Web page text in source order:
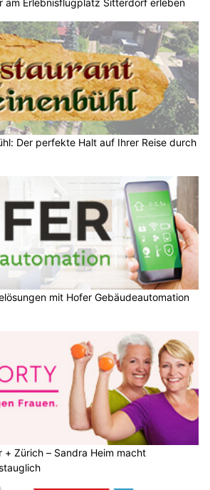
Der perfekte Halt auf Ihrer Reise durch
mit Hofer Gebäudeautomation
+ Zürich – Sandra Heim macht